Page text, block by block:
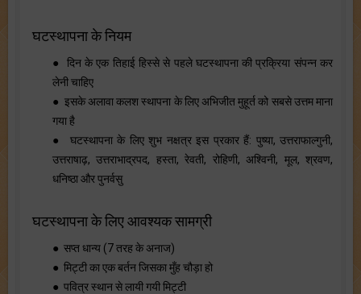
घटस्थापना के नियम
● दिन के एक तिहाई हिस्से से पहले घटस्थापना की प्रक्रिया संपन्न कर
लेनी चाहिए
● इसके अलावा कलश स्थापना के लिए अभिजीत मुहूर्त को सबसे उत्तम माना
गया है
● घटस्थापना के लिए शुभ नक्षत्र इस प्रकार हैं: पुष्या, उत्तराफाल्गुनी,
उत्तराषाढ़, उत्तराभाद्रपद, हस्ता, रेवती, रोहिणी, अश्विनी, मूल, श्रवण,
धनिष्ठा और पुनर्वसु
घटस्थापना के लिए आवश्यक सामग्री
● सप्त धान्य (7 तरह के अनाज)
● मिट्टी का एक बर्तन जिसका मुँह चौड़ा हो
● पवित्र स्थान से लायी गयी मिट्टी